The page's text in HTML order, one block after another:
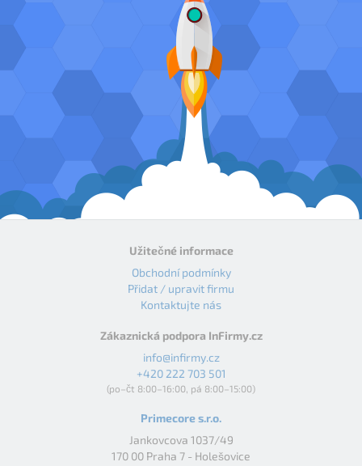
Užitečné informace
Obchodní podmínky
Přidat / upravit firmu
Kontaktujte nás
Zákaznická podpora InFirmy.cz
info@infirmy.cz
+420 222 703 501
(po–čt 8:00–16:00, pá 8:00–15:00)
Primecore s.r.o.
Jankovcova 1037/49
170 00 Praha 7 - Holešovice